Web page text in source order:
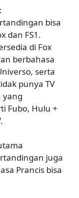
bisa
dan FS1.
di Fox
berbahasa
serta
punya TV
yang
Fubo, Hulu +
juga
Prancis bisa